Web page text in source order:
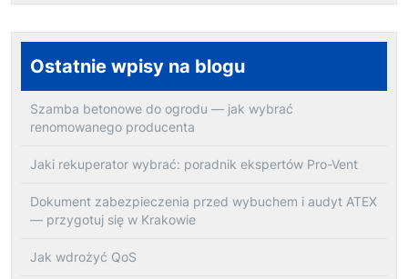
Ostatnie wpisy na blogu
Szamba betonowe do ogrodu — jak wybrać
renomowanego producenta
Jaki rekuperator wybrać: poradnik ekspertów Pro-Vent
Dokument zabezpieczenia przed wybuchem i audyt ATEX
— przygotuj się w Krakowie
Jak wdrożyć QoS